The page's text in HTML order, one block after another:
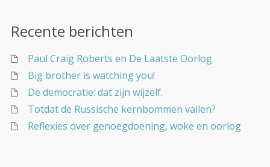
Recente berichten
Paul Craig Roberts en De Laatste Oorlog.
Big brother is watching you!
De democratie: dat zijn wijzelf.
Totdat de Russische kernbommen vallen?
Reflexies over genoegdoening, woke en oorlog